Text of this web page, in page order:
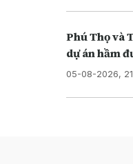
Phú Thọ và
dự án hầm
05-08-2026,